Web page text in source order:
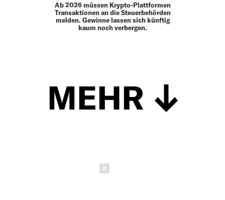
Ab 2026 müssen Krypto-Plattformen
Transaktionen an die Steuerbehörden
melden. Gewinne lassen sich künftig
kaum noch verbergen.
MEHR